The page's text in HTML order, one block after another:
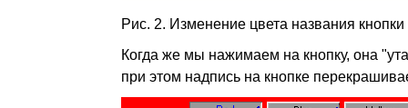
Рис. 2. Изменение цвета названия кнопки
Когда же мы нажимаем на кнопку, она
при этом надпись на кнопке